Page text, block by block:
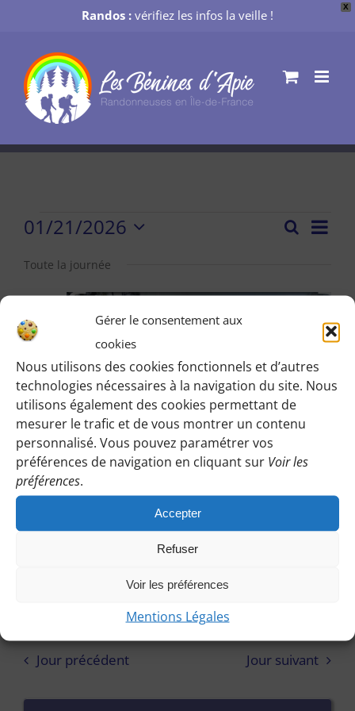
X
Randos : vérifiez les infos la veille !
Gérer le consentement aux
cookies
Nous utilisons des cookies fonctionnels et d’autres
technologies nécessaires à la navigation du site. Nous
utilisons également des cookies permettant de
mesurer le trafic et de vous montrer un contenu
personnalisé. Vous pouvez paramétrer vos
préférences de navigation en cliquant sur Voir les
préférences.
Accepter
Refuser
Voir les préférences
Mentions Légales
contenu
Évènements
for
mercredi
21
janvier
2026
vues
Jour
01/21/2026
une
date.
Toute la journée
D’Egly à la Forêt de la Roche
Jour précédent Jour suivant